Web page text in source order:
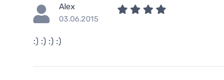
Alex
03.06.2015
:) :) :) :)